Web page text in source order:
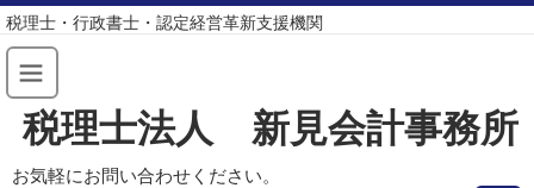
税理士・行政書士・認定経営革新支援機関
税理士法人 新見会計事務所
お気軽にお問い合わせください。